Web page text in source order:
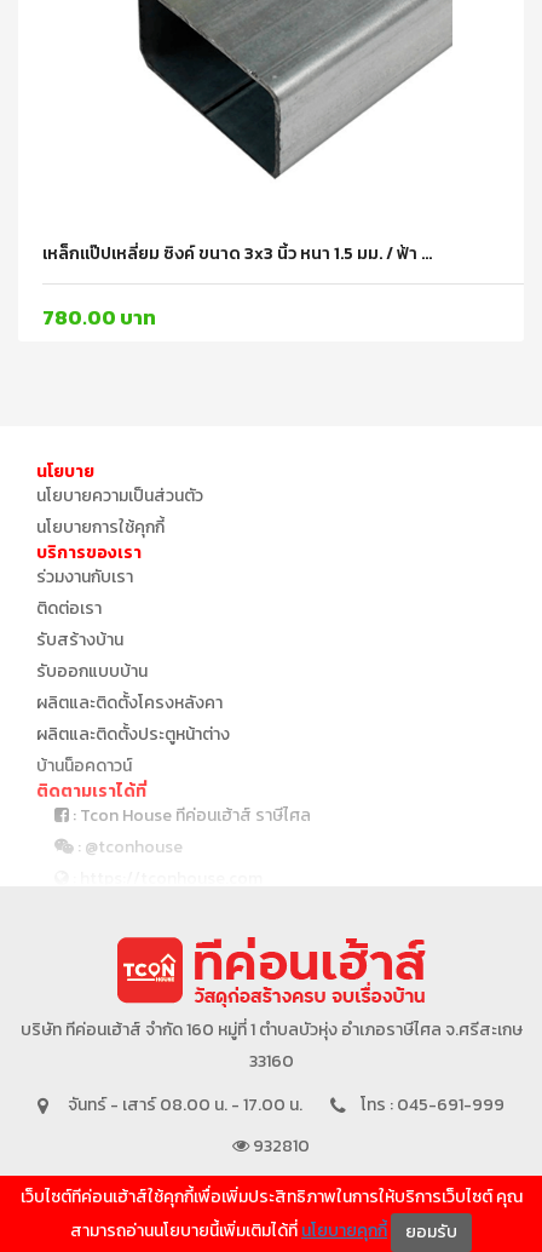
เหล็กแป๊ปเหลี่ยม ซิงค์ ขนาด 3x3 นิ้ว หนา 1.5 มม. / ฟ้า ...
780.00 บาท
นโยบาย
นโยบายความเป็นส่วนตัว
นโยบายการใช้คุกกี้
บริการของเรา
ร่วมงานกับเรา
ติดต่อเรา
รับสร้างบ้าน
รับออกแบบบ้าน
ผลิตและติดตั้งโครงหลังคา
ผลิตและติดตั้งประตูหน้าต่าง
บ้านน็อคดาวน์
ติดตามเราได้ที่
: Tcon House ทีค่อนเฮ้าส์ ราษีไศล
: @tconhouse
บริษัทในเครือ
บริษัท ทีค่อนเฮ้าส์ จำกัด 160 หมู่ที่ 1 ตำบลบัวหุ่ง อำเภอราษีไศล จ.ศรีสะเกษ
33160
จันทร์ - เสาร์ 08.00 น. - 17.00 น.
โทร : 045-691-999
932810
SHOW MORE
เว็บไซต์ทีค่อนเฮ้าส์ใช้คุกกี้เพื่อเพิ่มประสิทธิภาพในการให้บริการเว็บไซต์ คุณ
สามารถอ่านนโยบายนี้เพิ่มเติมได้ที่นโยบายคุกกี้ ยอมรับ